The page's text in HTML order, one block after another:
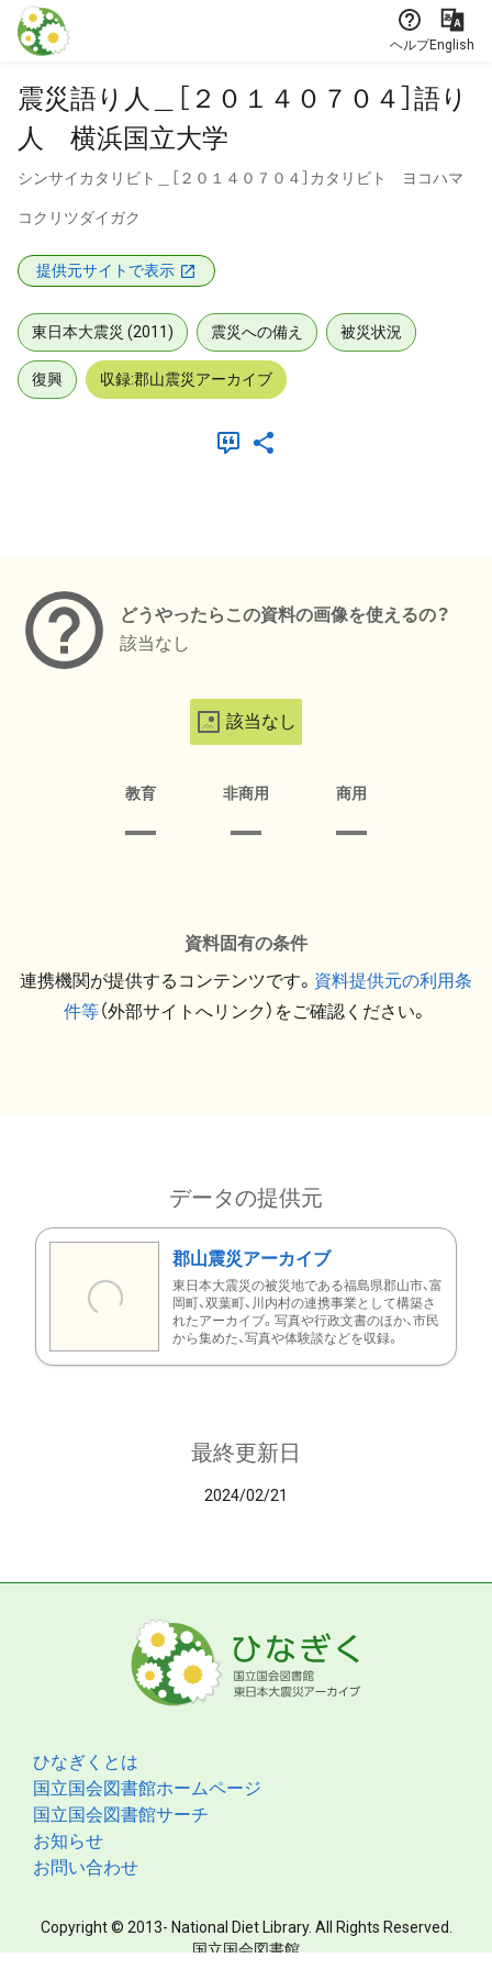
本文に飛ぶ
ヘルプEnglish
震災語り人＿［２０１４０７０４］語り
人 横浜国立大学
シンサイカタリビト＿［２０１４０７０４］カタリビト ヨコハマ
コクリツダイガク
提供元サイトで表示
東日本大震災 (2011) 震災への備え 被災状況
復興 収録:郡山震災アーカイブ
どうやったらこの資料の画像を使えるの？
該当なし
該当なし
教育 非商用 商用
資料固有の条件
連携機関が提供するコンテンツです。 資料提供元の利用条
件等（外部サイトへリンク）をご確認ください。
データの提供元
郡山震災アーカイブ
東日本大震災の被災地である福島県郡山市、富
岡町、双葉町、川内村の連携事業として構築さ
れたアーカイブ。写真や行政文書のほか、市民
から集めた、写真や体験談などを収録。
最終更新日
2024/02/21
ひなぎくとは
国立国会図書館ホームページ
国立国会図書館サーチ
お知らせ
お問い合わせ
Copyright © 2013- National Diet Library. All Rights Reserved.